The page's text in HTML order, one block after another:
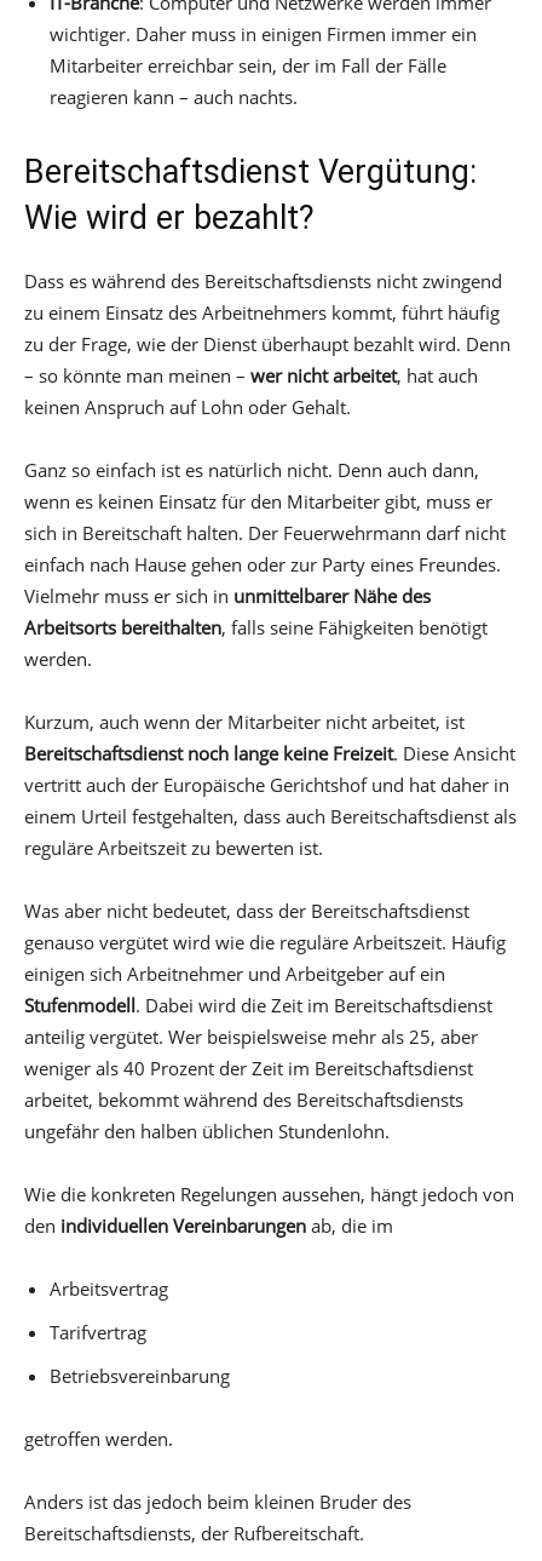
wichtiger. Daher muss in einigen Firmen immer ein
Mitarbeiter erreichbar sein, der im Fall der Fälle
reagieren kann – auch nachts.
Bereitschaftsdienst Vergütung:
Wie wird er bezahlt?
Dass es während des Bereitschaftsdiensts nicht zwingend
zu einem Einsatz des Arbeitnehmers kommt, führt häufig
zu der Frage, wie der Dienst überhaupt bezahlt wird. Denn
– so könnte man meinen – wer nicht arbeitet, hat auch
keinen Anspruch auf Lohn oder Gehalt.
Ganz so einfach ist es natürlich nicht. Denn auch dann,
wenn es keinen Einsatz für den Mitarbeiter gibt, muss er
sich in Bereitschaft halten. Der Feuerwehrmann darf nicht
einfach nach Hause gehen oder zur Party eines Freundes.
Vielmehr muss er sich in unmittelbarer Nähe des
Arbeitsorts bereithalten, falls seine Fähigkeiten benötigt
werden.
Kurzum, auch wenn der Mitarbeiter nicht arbeitet, ist
Bereitschaftsdienst noch lange keine Freizeit. Diese Ansicht
vertritt auch der Europäische Gerichtshof und hat daher in
einem Urteil festgehalten, dass auch Bereitschaftsdienst als
reguläre Arbeitszeit zu bewerten ist.
Was aber nicht bedeutet, dass der Bereitschaftsdienst
genauso vergütet wird wie die reguläre Arbeitszeit. Häufig
einigen sich Arbeitnehmer und Arbeitgeber auf ein
Stufenmodell. Dabei wird die Zeit im Bereitschaftsdienst
anteilig vergütet. Wer beispielsweise mehr als 25, aber
weniger als 40 Prozent der Zeit im Bereitschaftsdienst
arbeitet, bekommt während des Bereitschaftsdiensts
ungefähr den halben üblichen Stundenlohn.
Wie die konkreten Regelungen aussehen, hängt jedoch von
den individuellen Vereinbarungen ab, die im
Arbeitsvertrag
Tarifvertrag
Betriebsvereinbarung
getroffen werden.
Anders ist das jedoch beim kleinen Bruder des
Bereitschaftsdiensts, der Rufbereitschaft.